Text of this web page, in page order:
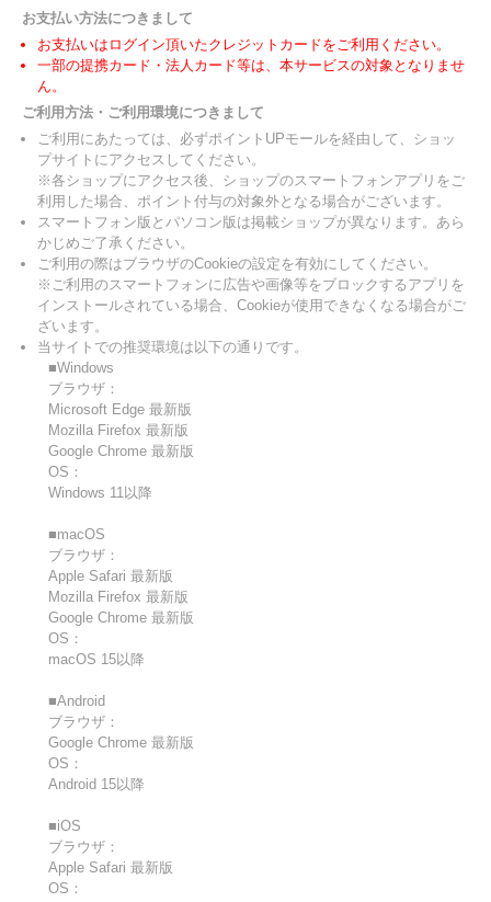
お支払い方法につきまして
お支払いはログイン頂いたクレジットカードをご利用ください。
一部の提携カード・法人カード等は、本サービスの対象となりませ
ん。
ご利用方法・ご利用環境につきまして
ご利用にあたっては、必ずポイントUPモールを経由して、ショッ
プサイトにアクセスしてください。
※各ショップにアクセス後、ショップのスマートフォンアプリをご
利用した場合、ポイント付与の対象外となる場合がございます。
スマートフォン版とパソコン版は掲載ショップが異なります。あら
かじめご了承ください。
ご利用の際はブラウザのCookieの設定を有効にしてください。
※ご利用のスマートフォンに広告や画像等をブロックするアプリを
インストールされている場合、Cookieが使用できなくなる場合がご
ざいます。
当サイトでの推奨環境は以下の通りです。
■Windows
ブラウザ：
Microsoft Edge 最新版
Mozilla Firefox 最新版
Google Chrome 最新版
OS：
Windows 11以降
■macOS
ブラウザ：
Apple Safari 最新版
Mozilla Firefox 最新版
Google Chrome 最新版
OS：
macOS 15以降
■Android
ブラウザ：
Google Chrome 最新版
OS：
Android 15以降
■iOS
ブラウザ：
Apple Safari 最新版
OS：